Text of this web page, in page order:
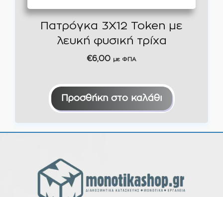
Πατρόγκα 3Χ12 Token με
λευκή φυσική τρίχα
€6,00 με ΦΠΑ
Προσθήκη στο καλάθι